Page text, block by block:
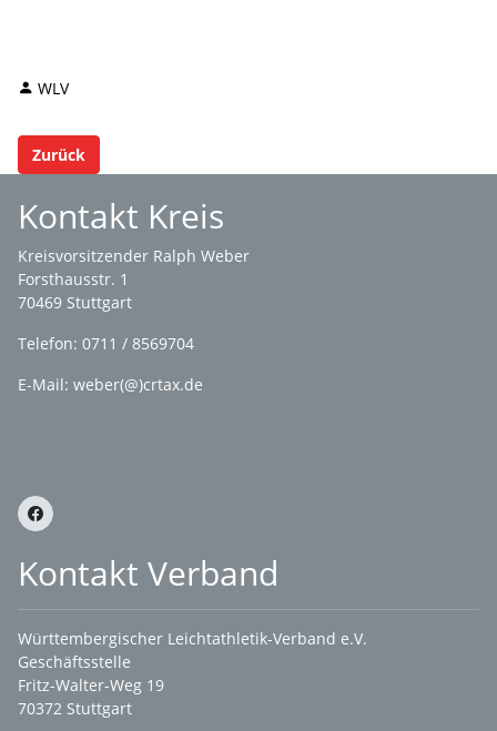
WLV
Zurück
Kontakt Kreis
Kreisvorsitzender Ralph Weber
Forsthausstr. 1
70469 Stuttgart
Telefon: 0711 / 8569704
E-Mail: weber(@)crtax.de
Kontakt Verband
Württembergischer Leichtathletik-Verband e.V.
Geschäftsstelle
Fritz-Walter-Weg 19
70372 Stuttgart